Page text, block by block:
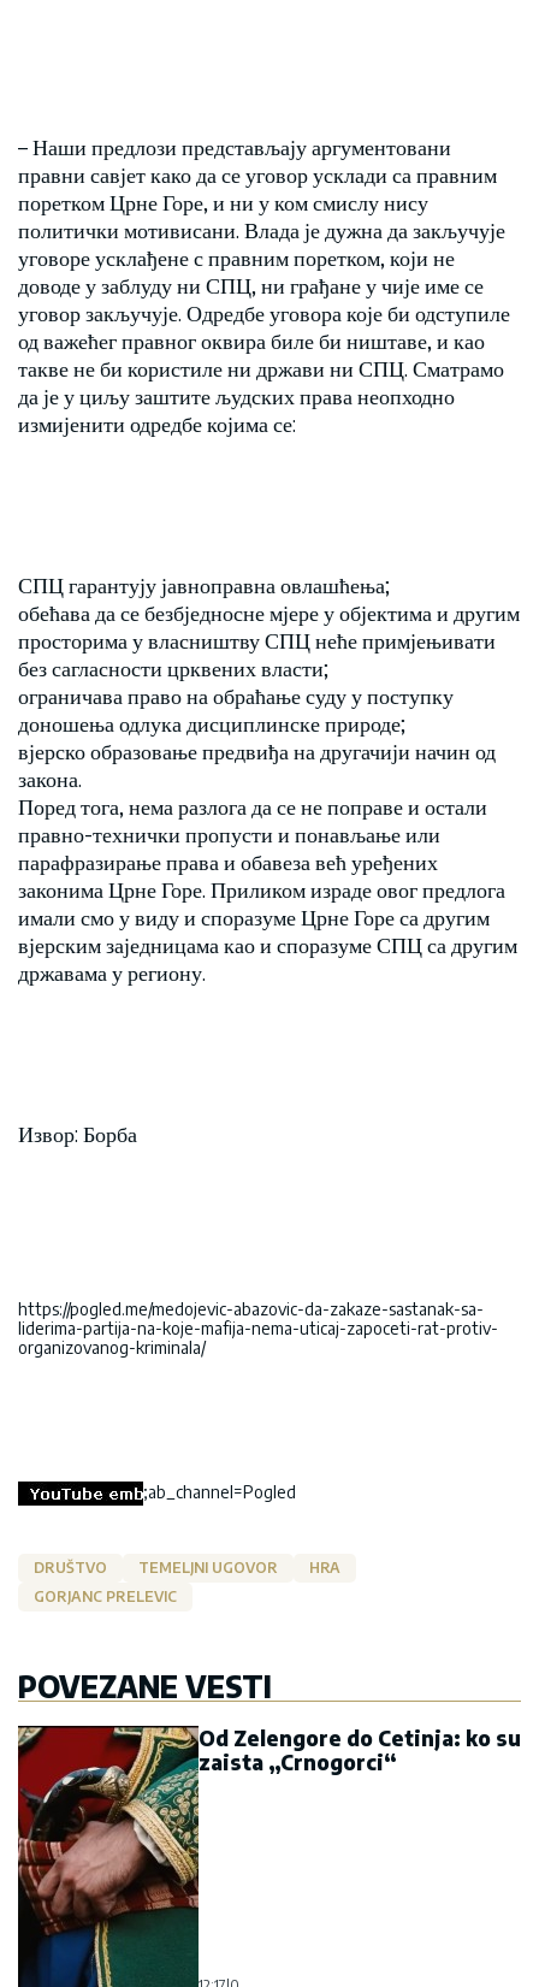
– Наши предлози представљају аргументовани
правни савјет како да се уговор усклади са правним
поретком Црне Горе, и ни у ком смислу нису
политички мотивисани. Влада је дужна да закључује
уговоре усклађене с правним поретком, који не
доводе у заблуду ни СПЦ, ни грађане у чије име се
уговор закључује. Одредбе уговора које би одступиле
од важећег правног оквира биле би ништаве, и као
такве не би користиле ни држави ни СПЦ. Сматрамо
да је у циљу заштите људских права неопходно
измијенити одредбе којима се:
СПЦ гарантују јавноправна овлашћења;
обећава да се безбједносне мјере у објектима и другим
просторима у власништву СПЦ неће примјењивати
без сагласности црквених власти;
ограничава право на обраћање суду у поступку
доношења одлука дисциплинске природе;
вјерско образовање предвиђа на другачији начин од
закона.
Поред тога, нема разлога да се не поправе и остали
правно-технички пропусти и понављање или
парафразирање права и обавеза већ уређених
законима Црне Горе. Приликом израде овог предлога
имали смо у виду и споразуме Црне Горе са другим
вјерским заједницама као и споразуме СПЦ са другим
државама у региону.
Извор: Борба
https://pogled.me/medojevic-abazovic-da-zakaze-sastanak-sa-
liderima-partija-na-koje-mafija-nema-uticaj-zapoceti-rat-protiv-
organizovanog-kriminala/
;ab_channel=Pogled
DRUŠTVO TEMELJNI UGOVOR
HRA
GORJANC PRELEVIC
POVEZANE VESTI
Od Zelengore do Cetinja: ko su
zaista „Crnogorci“